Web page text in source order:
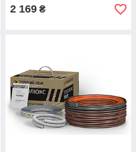
2 169 ₴